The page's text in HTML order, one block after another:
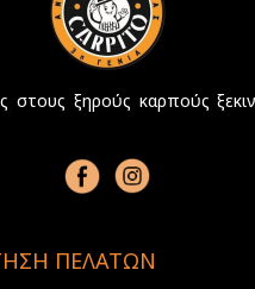
στους ξηρούς καρπούς
ΠΕΛΑΤΩΝ